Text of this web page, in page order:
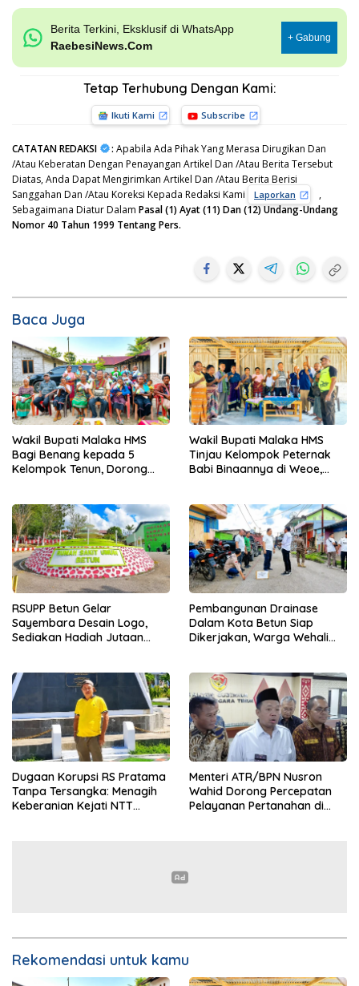
Berita Terkini, Eksklusif di WhatsApp
RaebesiNews.Com
+ Gabung
Tetap Terhubung Dengan Kami:
Ikuti Kami Subscribe
CATATAN REDAKSI : Apabila Ada Pihak Yang Merasa Dirugikan Dan
/Atau Keberatan Dengan Penayangan Artikel Dan /Atau Berita Tersebut
Diatas, Anda Dapat Mengirimkan Artikel Dan /Atau Berita Berisi
Sanggahan Dan /Atau Koreksi Kepada Redaksi Kami
Laporkan
,
Sebagaimana Diatur Dalam Pasal (1) Ayat (11) Dan (12) Undang-Undang
Nomor 40 Tahun 1999 Tentang Pers.
Baca Juga
Wakil Bupati Malaka HMS
Bagi Benang kepada 5
Kelompok Tenun, Dorong
Wakil Bupati Malaka HMS
Tinjau Kelompok Peternak
Babi Binaannya di Weoe,
RSUPP Betun Gelar
Sayembara Desain Logo,
Sediakan Hadiah Jutaan
Pembangunan Drainase
Dalam Kota Betun Siap
Dikerjakan, Warga Wehali
Dugaan Korupsi RS Pratama
Tanpa Tersangka: Menagih
Keberanian Kejati NTT
Menteri ATR/BPN Nusron
Wahid Dorong Percepatan
Pelayanan Pertanahan di
Rekomendasi untuk kamu